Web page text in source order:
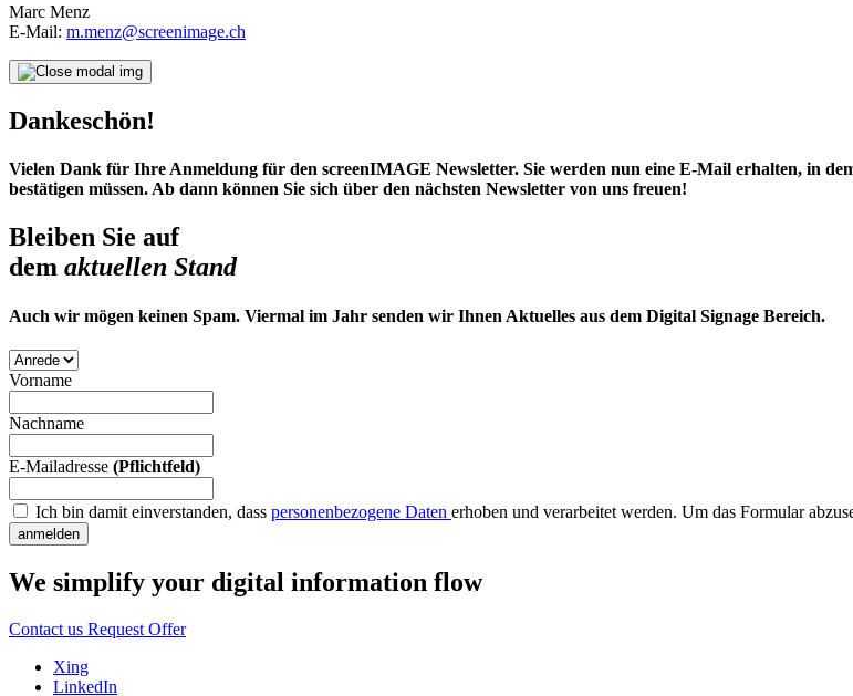
Marc Menz
E-Mail: m.menz@screenimage.ch
Dankeschön!
Vielen Dank für Ihre Anmeldung für den screenIMAGE Newsletter. Sie werden nun eine E-Mail erhalten, in
bestätigen müssen. Ab dann können Sie sich über den nächsten Newsletter von uns freuen!
Bleiben Sie auf
dem aktuellen Stand
Auch wir mögen keinen Spam. Viermal im Jahr senden wir Ihnen Aktuelles aus dem Digital Signage Bereich.
Vorname
Nachname
E-Mailadresse (Pflichtfeld)
Ich bin damit einverstanden, dass personenbezogene Daten erhoben und verarbeitet werden. Um das Formular
anmelden
We simplify your digital information flow
Contact us Request Offer
Xing
LinkedIn